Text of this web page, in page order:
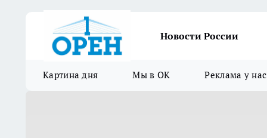
Новости России
Картина дня Мы в ОК Реклама у нас